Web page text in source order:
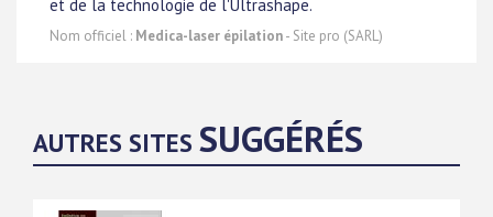
et de la technologie de l'Ultrashape.
Nom officiel : Medica-laser épilation- Site pro (SARL)
AUTRES SITES SUGGÉRÉS